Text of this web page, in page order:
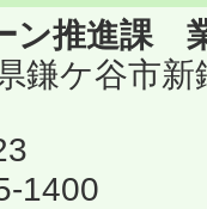
ン推進課
鎌ケ谷市
1400